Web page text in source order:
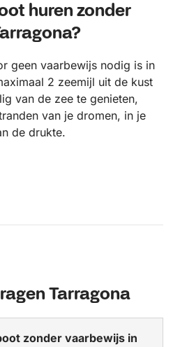
huren zonder
geen vaarbewijs nodig is in
2 zeemijl uit de kust
van de zee te genieten,
van je dromen, in je
de drukte.
Tarragona
zonder vaarbewijs in